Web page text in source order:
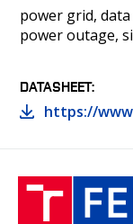
power grid,
power outage,
DATASHEET
https://